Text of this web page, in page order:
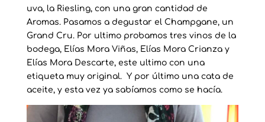
uva, la Riesling, con una gran cantidad de
Aromas. Pasamos a degustar el Champgane, un
Grand Cru. Por ultimo probamos tres vinos de la
bodega, Elías Mora Viñas, Elías Mora Crianza y
Elías Mora Descarte, este ultimo con una
etiqueta muy original. Y por último una cata de
aceite, y esta vez ya sabíamos como se hacía.